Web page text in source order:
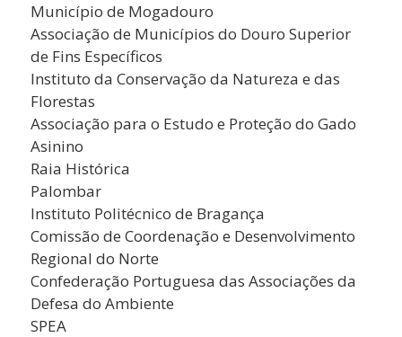
Município de Mogadouro
Associação de Municípios do Douro Superior
de Fins Específicos
Instituto da Conservação da Natureza e das
Florestas
Associação para o Estudo e Proteção do Gado
Asinino
Raia Histórica
Palombar
Instituto Politécnico de Bragança
Comissão de Coordenação e Desenvolvimento
Regional do Norte
Confederação Portuguesa das Associações da
Defesa do Ambiente
SPEA